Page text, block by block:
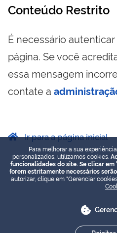
Conteúdo Restrito
É necessário
página. Se você
essa mensagem
contate a
Ir para a página inicial
Para melhorar a sua
personalizados, utilizamos cookies.
funcionalidades do site. Se clicar em
forem estritamente necessários
autorizar, clique em "Gerenciar